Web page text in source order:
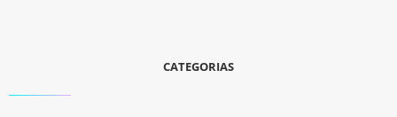
CATEGORIAS